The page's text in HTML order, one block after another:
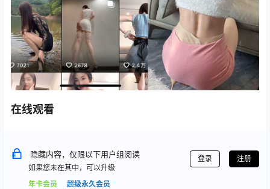
在线观看
隐藏内容，仅限以下用户组阅读
如果您未在其中，可以升级
年卡会员
超级永久会员
登录 注册